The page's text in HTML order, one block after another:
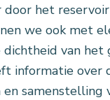
het
we ook met
dichtheid van het
informatie over
en samenstelling